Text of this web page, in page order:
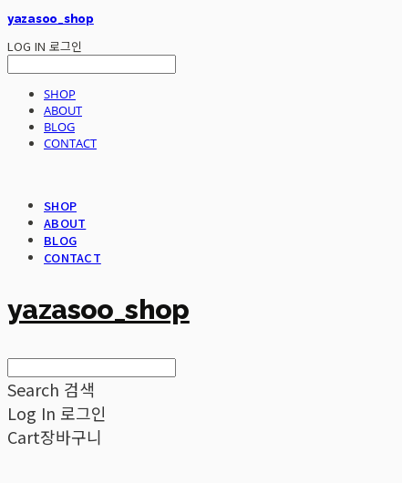
yazasoo_shop
LOG IN 로그인
SHOP
ABOUT
BLOG
CONTACT
SHOP
ABOUT
BLOG
CONTACT
yazasoo_shop
Search 검색
Log In 로그인
Cart장바구니